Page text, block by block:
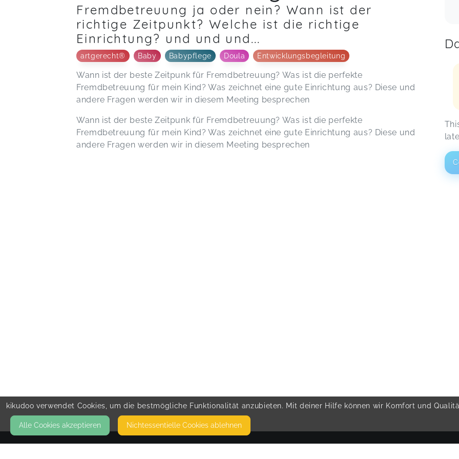
Fremdbetreuung ja oder nein? Wann ist der
richtige Zeitpunkt? Welche ist die richtige
Einrichtung? und und und...
artgerecht® Baby Babypflege Doula Entwicklungsbegleitung
Wann ist der beste Zeitpunk für Fremdbetreuung? Was ist die perfekte
Fremdbetreuung für mein Kind? Was zeichnet eine gute Einrichtung aus? Diese und
andere Fragen werden wir in diesem Meeting besprechen
Wann ist der beste Zeitpunk für Fremdbetreuung? Was ist die perfekte
Fremdbetreuung für mein Kind? Was zeichnet eine gute Einrichtung aus? Diese und
andere Fragen werden wir in diesem Meeting besprechen
kikudoo verwendet Cookies, um die bestmögliche Funktionalität anzubieten. Mit deiner Hilfe können wir Komfort und
Alle Cookies akzeptieren Nicht­essentielle Cookies ablehnen